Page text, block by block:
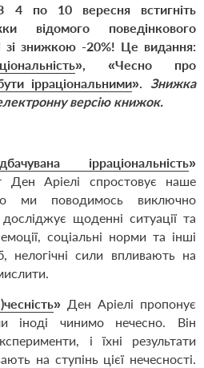
4 по 10 вересня встигніть
відомого поведінкового
зі знижкою -20%! Це видання:
», «Чесно про
ірраціональними». Знижка
версію книжок.
ірраціональність»
Ден Аріелі спростовує наше
ми поводимось виключно
щоденні ситуації та
соціальні норми та інші
нелогічні сили впливають на
»Ден Аріелі пропонує
чинимо нечесно. Він
і їхні результати
на ступінь цієї нечесності.